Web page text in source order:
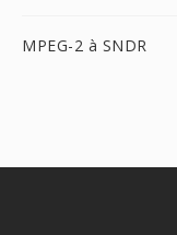
MPEG-2 à SNDR